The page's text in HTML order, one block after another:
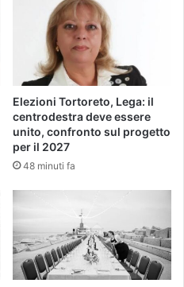
Elezioni Tortoreto, Lega: il
centrodestra deve essere
unito, confronto sul progetto
per il 2027
48 minuti fa